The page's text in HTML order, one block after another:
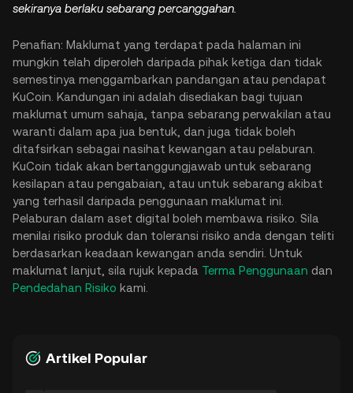
sekiranya berlaku sebarang percanggahan.
Penafian: Maklumat yang terdapat pada halaman ini
mungkin telah diperoleh daripada pihak ketiga dan tidak
semestinya menggambarkan pandangan atau pendapat
KuCoin. Kandungan ini adalah disediakan bagi tujuan
maklumat umum sahaja, tanpa sebarang perwakilan atau
waranti dalam apa jua bentuk, dan juga tidak boleh
ditafsirkan sebagai nasihat kewangan atau pelaburan.
KuCoin tidak akan bertanggungjawab untuk sebarang
kesilapan atau pengabaian, atau untuk sebarang akibat
yang terhasil daripada penggunaan maklumat ini.
Pelaburan dalam aset digital boleh membawa risiko. Sila
menilai risiko produk dan toleransi risiko anda dengan teliti
berdasarkan keadaan kewangan anda sendiri. Untuk
maklumat lanjut, sila rujuk kepada Terma Penggunaan dan
Pendedahan Risiko kami.
Artikel Popular